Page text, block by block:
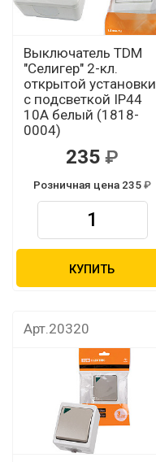
Выключатель TDM
"Селигер" 2-кл.
открытой установки
с подсветкой IP44
10А белый (1818-
0004)
235
Розничная цена 235
КУПИТЬ
Арт.20320